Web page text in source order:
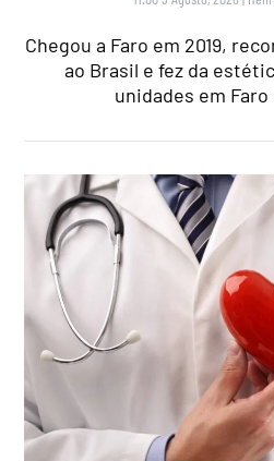
Chegou a Faro em 2019,
ao Brasil e fez da
unidades em